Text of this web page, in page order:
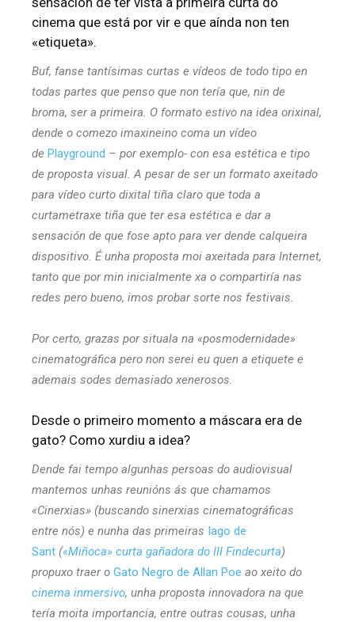
cinema que está por vir e que aínda non ten
«etiqueta».
Buf, fanse tantísimas curtas e vídeos de todo tipo en
todas partes que penso que non tería que, nin de
broma, ser a primeira. O formato estivo na idea orixinal,
dende o comezo imaxineino coma un vídeo
de Playground – por exemplo- con esa estética e tipo
de proposta visual. A pesar de ser un formato axeitado
para vídeo curto dixital tiña claro que toda a
curtametraxe tiña que ter esa estética e dar a
sensación de que fose apto para ver dende calqueira
dispositivo. É unha proposta moi axeitada para Internet,
tanto que por min inicialmente xa o compartiría nas
redes pero bueno, imos probar sorte nos festivais.
Por certo, grazas por situala na «posmodernidade»
cinematográfica pero non serei eu quen a etiquete e
ademais sodes demasiado xenerosos.
Desde o primeiro momento a máscara era de
gato? Como xurdiu a idea?
Dende fai tempo algunhas persoas do audiovisual
mantemos unhas reunións ás que chamamos
«Cinerxias» (buscando sinerxias cinematográficas
entre nós) e nunha das primeiras Iago de
Sant («Miñoca» curta gañadora do III Findecurta)
propuxo traer o Gato Negro de Allan Poe ao xeito do
cinema inmersivo, unha proposta innovadora na que
tería moita importancia, entre outras cousas, unha